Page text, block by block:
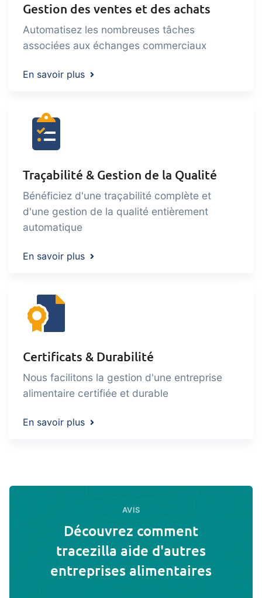
Gestion des ventes et des achats
Automatisez les nombreuses tâches
associées aux échanges commerciaux
En savoir plus
Traçabilité & Gestion de la Qualité
Bénéficiez d'une traçabilité complète et
d'une gestion de la qualité entièrement
automatique
En savoir plus
Certificats & Durabilité
Nous facilitons la gestion d'une entreprise
alimentaire certifiée et durable
En savoir plus
AVIS
Découvrez comment
tracezilla aide d'autres
entreprises alimentaires